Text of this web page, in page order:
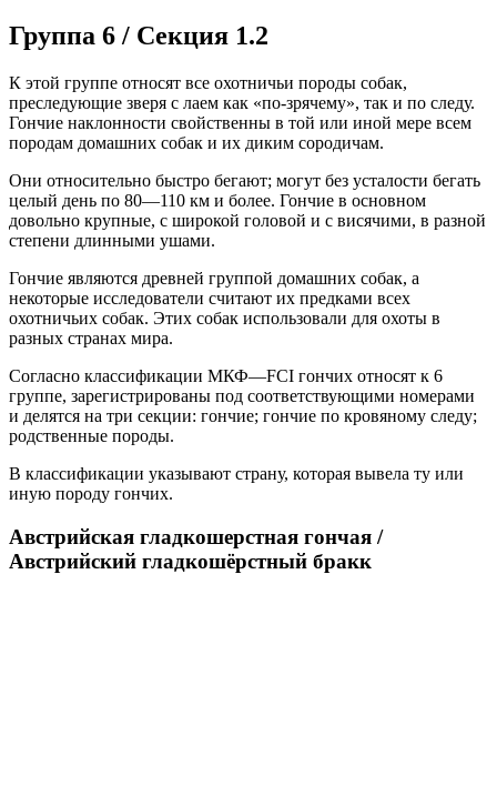
Группа 6 / Секция 1.2
К этой группе относят все охотничьи породы собак,
преследующие зверя с лаем как «по-зрячему», так и по следу.
Гончие наклонности свойственны в той или иной мере всем
породам домашних собак и их диким сородичам.
Они относительно быстро бегают; могут без усталости бегать
целый день по 80—110 км и более. Гончие в основном
довольно крупные, с широкой головой и с висячими, в разной
степени длинными ушами.
Гончие являются древней группой домашних собак, а
некоторые исследователи считают их предками всех
охотничьих собак. Этих собак использовали для охоты в
разных странах мира.
Согласно классификации МКФ—FCI гончих относят к 6
группе, зарегистрированы под соответствующими номерами
и делятся на три секции: гончие; гончие по кровяному следу;
родственные породы.
В классификации указывают страну, которая вывела ту или
иную породу гончих.
Австрийская гладкошерстная гончая /
Австрийский гладкошёрстный бракк